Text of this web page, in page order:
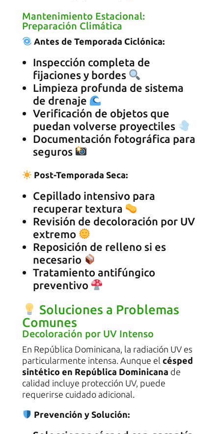
Mantenimiento Estacional:
Preparación Climática
Antes de Temporada Ciclónica:
Inspección completa de
fijaciones y bordes
Limpieza profunda de sistema
de drenaje
Verificación de objetos que
puedan volverse proyectiles
Documentación fotográfica para
seguros
Post-Temporada Seca:
Cepillado intensivo para
recuperar textura
Revisión de decoloración por UV
extremo
Reposición de relleno si es
necesario
Tratamiento antifúngico
preventivo
Soluciones a Problemas
Comunes
Decoloración por UV Intenso
En República Dominicana, la radiación UV es
particularmente intensa. Aunque el césped
sintético en República Dominicana de
calidad incluye protección UV, puede
requerirse cuidado adicional.
Prevención y Solución: